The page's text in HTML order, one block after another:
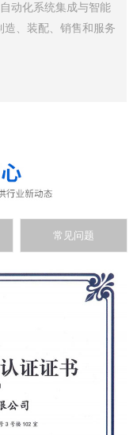
动化系统集成与智能
、装配、销售和服务
常见问题